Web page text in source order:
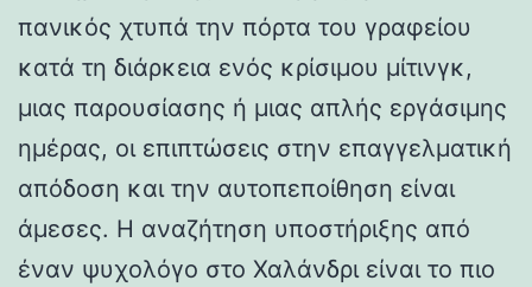
πανικός χτυπά την πόρτα του γραφείου
κατά τη διάρκεια ενός κρίσιμου μίτινγκ,
μιας παρουσίασης ή μιας απλής εργάσιμης
ημέρας, οι επιπτώσεις στην επαγγελματική
απόδοση και την αυτοπεποίθηση είναι
άμεσες. Η αναζήτηση υποστήριξης από
έναν ψυχολόγο στο Χαλάνδρι είναι το πιο